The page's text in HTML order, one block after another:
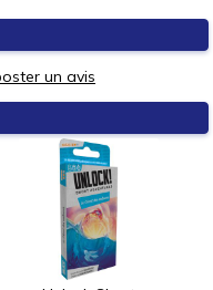
un avis